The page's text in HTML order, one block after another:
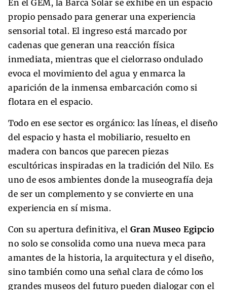
En el GEM, la Barca Solar se exhibe en un espacio
propio pensado para generar una experiencia
sensorial total. El ingreso está marcado por
cadenas que generan una reacción física
inmediata, mientras que el cielorraso ondulado
evoca el movimiento del agua y enmarca la
aparición de la inmensa embarcación como si
flotara en el espacio.
Todo en ese sector es orgánico: las líneas, el diseño
del espacio y hasta el mobiliario, resuelto en
madera con bancos que parecen piezas
escultóricas inspiradas en la tradición del Nilo. Es
uno de esos ambientes donde la museografía deja
de ser un complemento y se convierte en una
experiencia en sí misma.
Con su apertura definitiva, el Gran Museo Egipcio
no solo se consolida como una nueva meca para
amantes de la historia, la arquitectura y el diseño,
sino también como una señal clara de cómo los
grandes museos del futuro pueden dialogar con el